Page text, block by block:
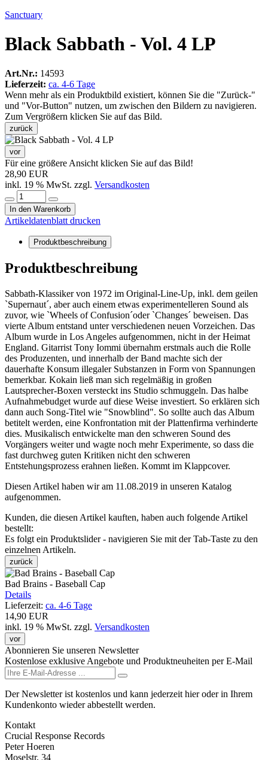
Sanctuary
Black Sabbath - Vol. 4 LP
Art.Nr.: 14593
Lieferzeit: ca. 4-6 Tage
Wenn mehr als ein Produktbild existiert, können Sie die "Zurück-"
und "Vor-Button" nutzen, um zwischen den Bildern zu navigieren.
Zum Vergrößern klicken Sie auf das Bild.
zurück
vor
Für eine größere Ansicht klicken Sie auf das Bild!
28,90 EUR
inkl. 19 % MwSt. zzgl. Versandkosten
In den Warenkorb
Artikeldatenblatt drucken
Produktbeschreibung
Produktbeschreibung
Sabbath-Klassiker von 1972 im Original-Line-Up, inkl. dem geilen
`Supernaut´, aber auch einem etwas experimentelleren Sound als
zuvor, wie `Wheels of Confusion´oder `Changes´ beweisen. Das
vierte Album entstand unter verschiedenen neuen Vorzeichen. Das
Album wurde in Los Angeles aufgenommen, nicht in der Heimat
England. Gitarrist Tony Iommi übernahm erstmals auch die Rolle
des Produzenten, und innerhalb der Band machte sich der
dauerhafte Konsum illegaler Substanzen in Form von Spannungen
bemerkbar. Kokain ließ man sich regelmäßig in großen
Lautsprecher-Boxen versteckt ins Studio schmuggeln. Das halbe
Aufnahmebudget wurde auf diese Weise investiert. So erklären sich
dann auch Song-Titel wie "Snowblind". So sollte auch das Album
betitelt werden, eine Konfrontation mit der Plattenfirma verhinderte
dies. Musikalisch entwickelte man den schweren Sound des
Vorgängers weiter und wagte noch mehr Experimente, so dass die
fast durchweg guten Kritiken nicht den schweren
Entstehungsprozess erahnen ließen. Kommt im Klappcover.
Diesen Artikel haben wir am 11.08.2019 in unseren Katalog
aufgenommen.
Kunden, die diesen Artikel kauften, haben auch folgende Artikel
bestellt:
Es folgt ein Produktslider - navigieren Sie mit der Tab-Taste zu den
einzelnen Artikeln.
zurück
Bad Brains - Baseball Cap
Details
Lieferzeit: ca. 4-6 Tage
14,90 EUR
inkl. 19 % MwSt. zzgl. Versandkosten
vor
Abonnieren Sie unseren Newsletter
Kostenlose exklusive Angebote und Produktneuheiten per E-Mail
Der Newsletter ist kostenlos und kann jederzeit hier oder in Ihrem
Kundenkonto wieder abbestellt werden.
Kontakt
Crucial Response Records
Peter Hoeren
Moselstr. 34